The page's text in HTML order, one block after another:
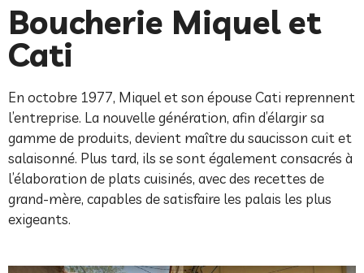
Boucherie Miquel et
Cati
En octobre 1977, Miquel et son épouse Cati reprennent
l’entreprise. La nouvelle génération, afin d’élargir sa
gamme de produits, devient maître du saucisson cuit et
salaisonné. Plus tard, ils se sont également consacrés à
l’élaboration de plats cuisinés, avec des recettes de
grand-mère, capables de satisfaire les palais les plus
exigeants.